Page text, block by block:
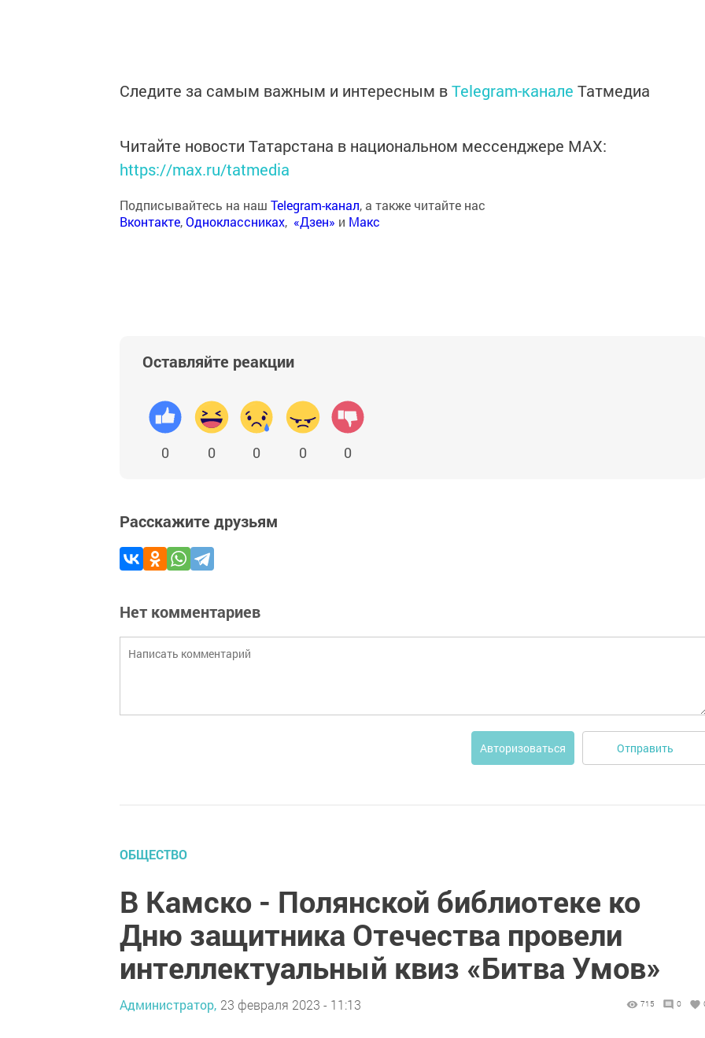
Следите за самым важным и интересным вTelegram-канале Татмедиа
Читайте новости Татарстана в национальном мессенджере MАХ:
https://max.ru/tatmedia
Подписывайтесь на наш Telegram-канал, а также читайте нас
Вконтакте,Одноклассниках, «Дзен» и Макс
Оставляйте реакции
0 0 0 0 0
Расскажите друзьям
Нет комментариев
Авторизоваться Отправить
ОБЩЕСТВО
В Камско - Полянской библиотеке ко
Дню защитника Отечества провели
интеллектуальный квиз «Битва Умов»
Администратор, 23 февраля 2023 - 11:13 715 0